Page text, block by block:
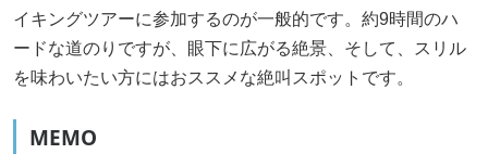
イキングツアーに参加するのが一般的です。約9時間のハ
ードな道のりですが、眼下に広がる絶景、そして、スリル
を味わいたい方にはおススメな絶叫スポットです。
MEMO